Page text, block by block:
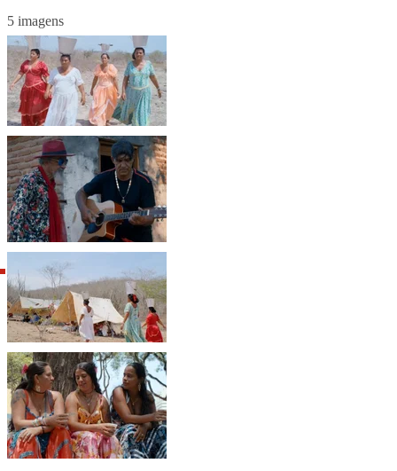
5 imagens